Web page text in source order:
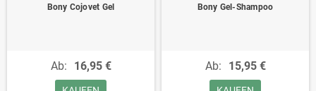
Bony Cojovet Gel
Ab: 16,95 €
Bony Gel-Shampoo
Ab: 15,95 €